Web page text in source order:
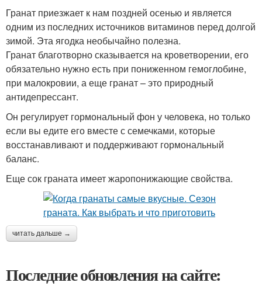
Гранат приезжает к нам поздней осенью и является
одним из последних источников витаминов перед долгой
зимой. Эта ягодка необычайно полезна.
Гранат благотворно сказывается на кроветворении, его
обязательно нужно есть при пониженном гемоглобине,
при малокровии, а еще гранат – это природный
антидепрессант.
Он регулирует гормональный фон у человека, но только
если вы едите его вместе с семечками, которые
восстанавливают и поддерживают гормональный
баланс.
Еще сок граната имеет жаропонижающие свойства.
читать дальше →
Последние обновления на сайте: